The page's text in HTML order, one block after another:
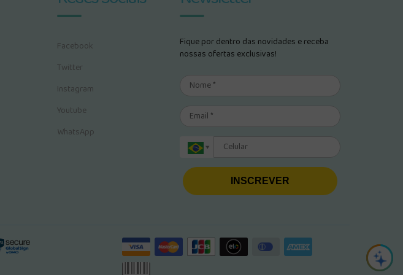
Facebook
Twitter
Instagram
Youtube
WhatsApp
Fique por dentro das novidades e receba
nossas ofertas exclusivas!
INSCREVER